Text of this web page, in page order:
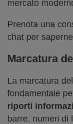
mercato
Prenota una
chat per
Marcatura
La marcatura
fondamentale
riporti
barre, numeri di